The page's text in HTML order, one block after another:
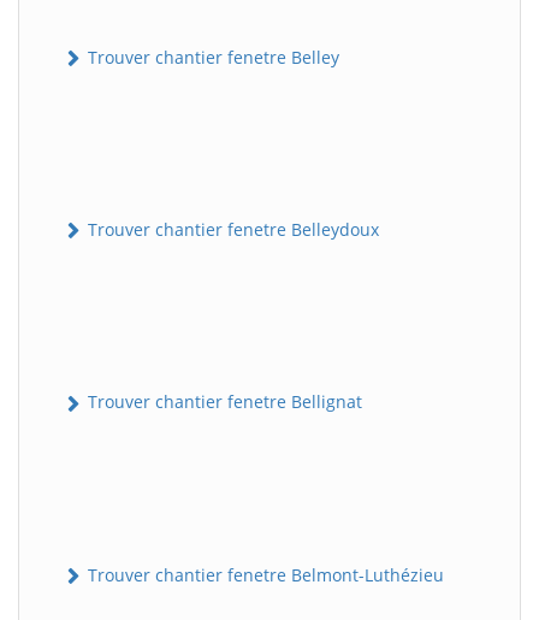
Trouver chantier fenetre Belley
Trouver chantier fenetre Belleydoux
Trouver chantier fenetre Bellignat
Trouver chantier fenetre Belmont-Luthézieu